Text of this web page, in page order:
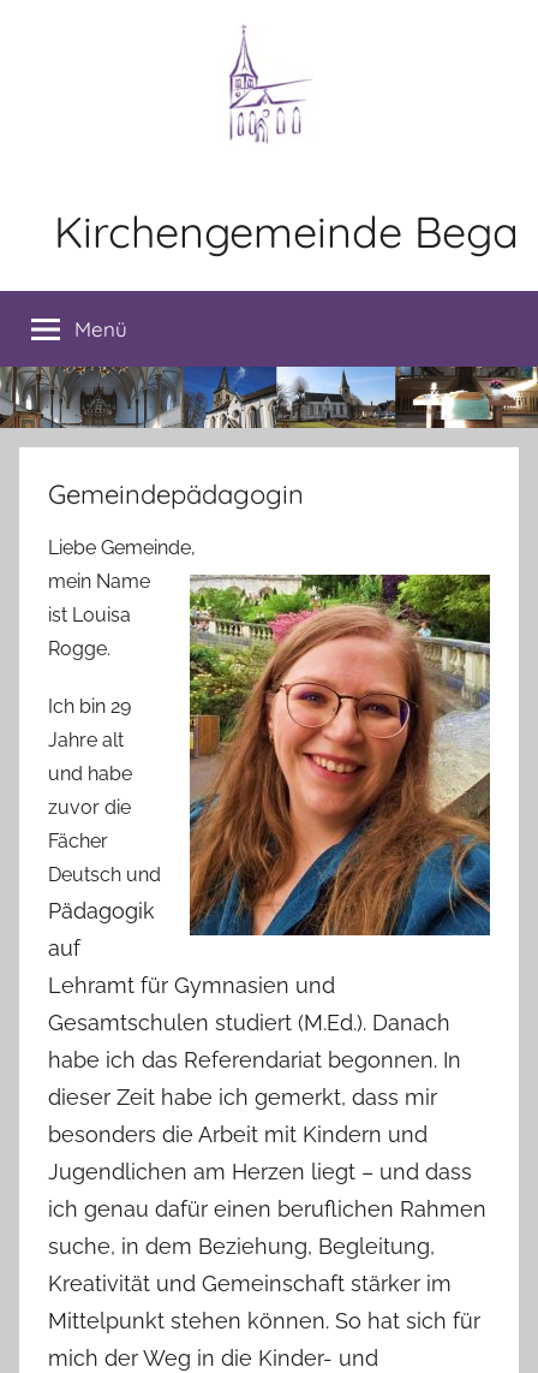
Kirchengemeinde Bega
Menü
Gemeindepädagogin
Liebe Gemeinde,
mein Name
ist Louisa
Rogge.
Ich bin 29
Jahre alt
und habe
zuvor die
Fächer
Deutsch und
Pädagogik
auf
Lehramt für Gymnasien und
Gesamtschulen studiert (M.Ed.). Danach
habe ich das Referendariat begonnen. In
dieser Zeit habe ich gemerkt, dass mir
besonders die Arbeit mit Kindern und
Jugendlichen am Herzen liegt – und dass
ich genau dafür einen beruflichen Rahmen
suche, in dem Beziehung, Begleitung,
Kreativität und Gemeinschaft stärker im
Mittelpunkt stehen können. So hat sich für
mich der Weg in die Kinder- und